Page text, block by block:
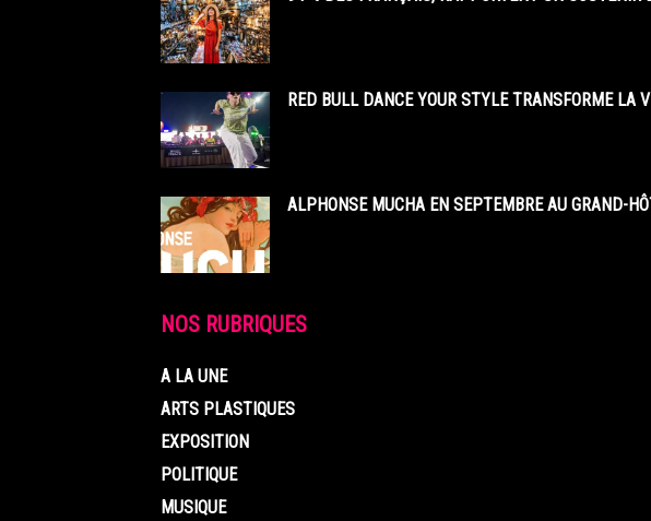
RED BULL DANCE YOUR STYLE TRANSFORME
ALPHONSE MUCHA EN SEPTEMBRE AU GRAND-
NOS RUBRIQUES
A LA UNE
ARTS PLASTIQUES
EXPOSITION
POLITIQUE
MUSIQUE